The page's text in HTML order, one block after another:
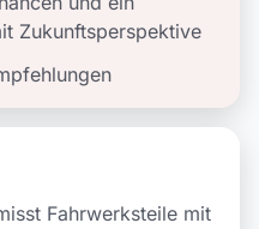
Zukunftsperspektive
Fahrwerksteile mit